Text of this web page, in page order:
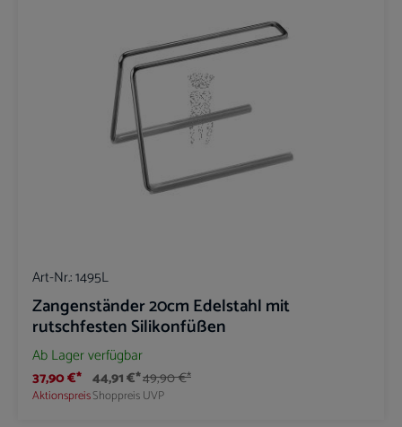
Art-Nr.:1495L
Zangenständer 20cm Edelstahl mit
rutschfesten Silikonfüßen
Ab Lager verfügbar
37,90 €*
Aktionspreis
44,91 €*
Shoppreis
49,90 €*
UVP